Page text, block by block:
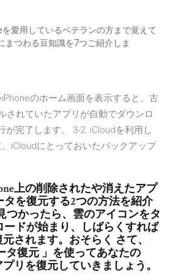
愛用しているベテランの方まで覚えて
まつわる豆知識を7つご紹介しま
のホーム画面を表示すると、古
されていたアプリが自動でダウンロ
が完了します。 3-2. iCloudを利用し
iCloudにとっておいたバックアップ
上の削除されたや消えたアプ
タを復元する2つの方法を紹介
つかったら、雲のアイコンをタ
ードが始まり、しばらくすれば
されます。おそらく さて、
タ復元 」を使ってあなたの
リを復元していきましょう。